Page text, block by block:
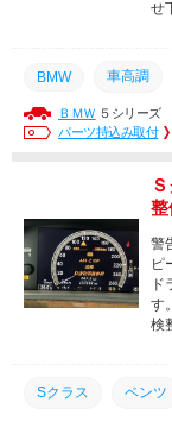
せ
BMW 車高調
調整 車高調整
ＢＭＷ ５シリーズ
パーツ持込み取付
警
ピ
ド
す
検
Sクラス ベンツ